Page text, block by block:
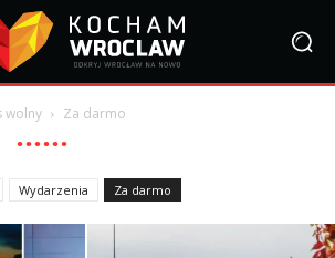
wolny Za darmo
Wydarzenia Za darmo